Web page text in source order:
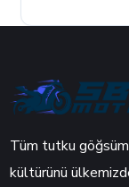
Tüm tutku
kültürünü